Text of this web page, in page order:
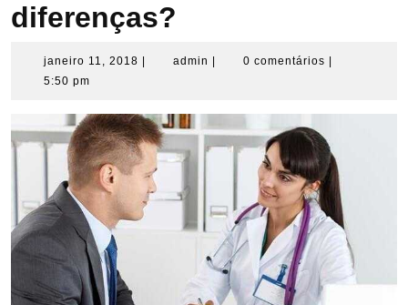
diferenças?
janeiro 11, 2018 janeiroadmin admin0 comentários
5:50 pm